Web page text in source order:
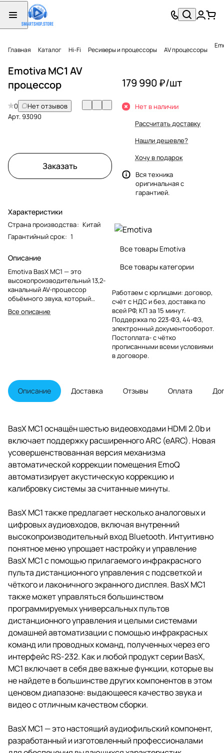
Главная Каталог Hi-Fi Ресиверы и процессоры AV процессоры
Emotiva MC1 AV
процессор
0
Нет отзывов
Арт.93090
Заказать
Характеристики
Страна производства: Китай
Гарантийный срок: 1
Описание
Emotiva BasX MC1 — это
высокопроизводительный 13,2-
канальный AV-процессор
объёмного звука, который
поддерживает видео 4k UHD,
включая HDR и Dolby Vision,
Все описание
179 990 ₽/шт
Нет в наличии
Рассчитать доставку
Нашли дешевле?
Хочу в подарок
Вся техника
оригинальная с
гарантией.
Все товары Emotiva
Все товары категории
Работаем с юрлицами: договор,
счёт с НДС и без, доставка по
всей РФ, КП за 15 минут.
Поддержка по 223-ФЗ, 44-ФЗ,
электронный документооборот.
Постоплата- с чётко
прописанными всеми условиями
в договоре.
Описание Доставка Отзывы Оплата
BasX MC1 оснащён шестью видеовходами HDMI 2.0b и
включает поддержку расширенного ARC (eARC). Новая
усовершенствованная версия механизма
автоматической коррекции помещения EmoQ
автоматизирует акустическую коррекцию и
калибровку системы за считанные минуты.
BasX MC1 также предлагает несколько аналоговых и
цифровых аудиовходов, включая внутренний
высокопроизводительный вход Bluetooth. Интуитивно
понятное меню упрощает настройку и управление
BasX MC1 с помощью прилагаемого инфракрасного
пульта дистанционного управления с подсветкой и
чёткого и лаконичного экранного дисплея. BasX MC1
также может управляться большинством
программируемых универсальных пультов
дистанционного управления и целыми системами
домашней автоматизации с помощью инфракрасных
команд или проводных команд, полученных через его
интерфейс RS-232. Как и любой продукт серии BasX,
MC1 включает в себя две важные функции, которые вы
не найдете в большинстве других компонентов в этом
ценовом диапазоне: выдающееся качество звука и
видео с отличным качеством сборки.
BasX MC1 — это настоящий аудиофильский компонент,
разработанный и изготовленный профессионалами